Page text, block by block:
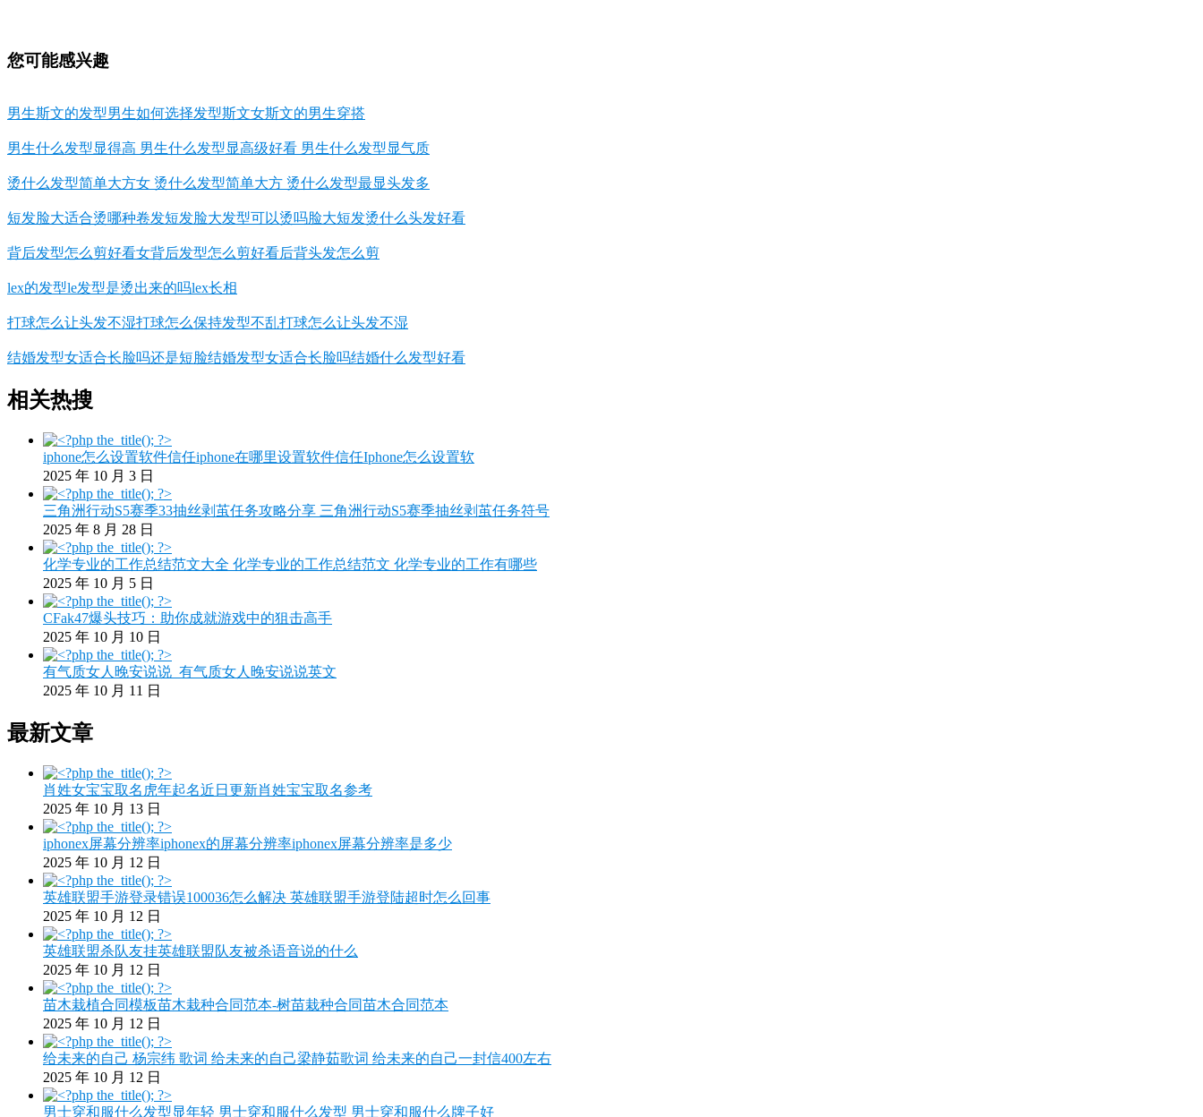
您可能感兴趣
男生斯文的发型男生如何选择发型斯文女斯文的男生穿搭
男生什么发型显得高 男生什么发型显高级好看 男生什么发型显气质
烫什么发型简单大方女 烫什么发型简单大方 烫什么发型最显头发多
短发脸大适合烫哪种卷发短发脸大发型可以烫吗脸大短发烫什么头发好看
背后发型怎么剪好看女背后发型怎么剪好看后背头发怎么剪
lex的发型le发型是烫出来的吗lex长相
打球怎么让头发不湿打球怎么保持发型不乱打球怎么让头发不湿
结婚发型女适合长脸吗还是短脸结婚发型女适合长脸吗结婚什么发型好看
相关热搜
iphone怎么设置软件信任iphone在哪里设置软件信任Iphone怎么设置软
2025 年 10 月 3 日
三角洲行动S5赛季33抽丝剥茧任务攻略分享 三角洲行动S5赛季抽丝剥茧任务符号
2025 年 8 月 28 日
化学专业的工作总结范文大全 化学专业的工作总结范文 化学专业的工作有哪些
2025 年 10 月 5 日
CFak47爆头技巧：助你成就游戏中的狙击高手
2025 年 10 月 10 日
有气质女人晚安说说_有气质女人晚安说说英文
2025 年 10 月 11 日
最新文章
肖姓女宝宝取名虎年起名近日更新肖姓宝宝取名参考
2025 年 10 月 13 日
iphonex屏幕分辨率iphonex的屏幕分辨率iphonex屏幕分辨率是多少
2025 年 10 月 12 日
英雄联盟手游登录错误100036怎么解决 英雄联盟手游登陆超时怎么回事
2025 年 10 月 12 日
英雄联盟杀队友挂英雄联盟队友被杀语音说的什么
2025 年 10 月 12 日
苗木栽植合同模板苗木栽种合同范本-树苗栽种合同苗木合同范本
2025 年 10 月 12 日
给未来的自己 杨宗纬 歌词 给未来的自己梁静茹歌词 给未来的自己一封信400左右
2025 年 10 月 12 日
男士穿和服什么发型显年轻 男士穿和服什么发型 男士穿和服什么牌子好